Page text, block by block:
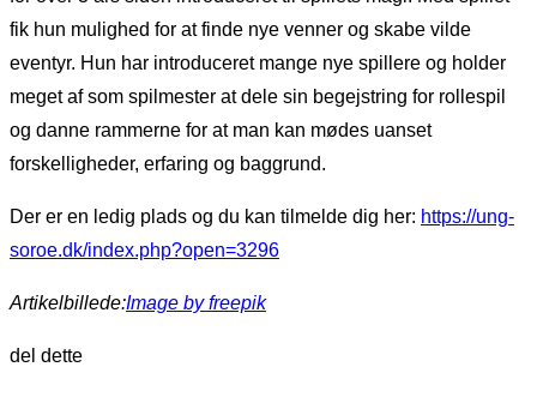
fik hun mulighed for at finde nye venner og skabe vilde
eventyr. Hun har introduceret mange nye spillere og holder
meget af som spilmester at dele sin begejstring for rollespil
og danne rammerne for at man kan mødes uanset
forskelligheder, erfaring og baggrund.
Der er en ledig plads og du kan tilmelde dig her: https://ung-
soroe.dk/index.php?open=3296
Artikelbillede:Image by freepik
del dette